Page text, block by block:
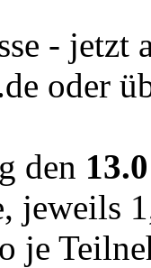
- jetzt
oder
den
jeweils
je